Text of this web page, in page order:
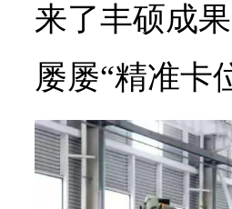
来了丰硕成
屡屡“精准卡